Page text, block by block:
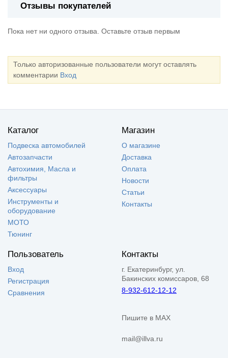
Отзывы покупателей
Пока нет ни одного отзыва. Оставьте отзыв первым
Только авторизованные пользователи могут оставлять
комментарии Вход
Каталог
Подвеска автомобилей
Автозапчасти
Автохимия, Масла и
фильтры
Аксессуары
Инструменты и
оборудование
МОТО
Тюнинг
Магазин
О магазине
Доставка
Оплата
Новости
Статьи
Контакты
Пользователь
Вход
Регистрация
Сравнения
Контакты
г. Екатеринбург, ул.
Бакинских комиссаров, 68
8-932-612-12-12
Пишите в MAX
mail@illva.ru